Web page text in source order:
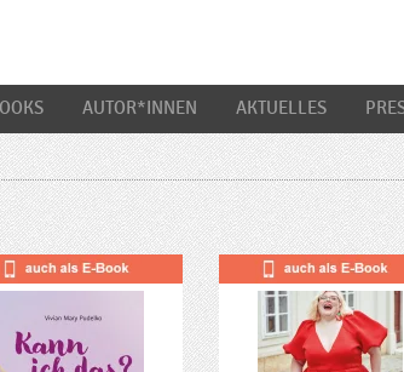
AUTOR*INNEN AKTUELLES